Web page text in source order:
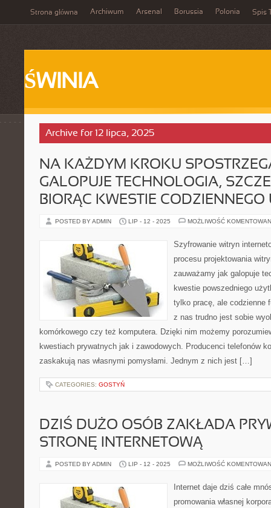
Strona główna Archiwum Arsenal Borussia Polonia Spis
ŚWINIA
Archive for 12 lipca, 2025
NA KAŻDYM KROKU
GALOPUJE TECHNOLOGIA,
BIORĄC KWESTIE CODZIENNEGO
POSTED BY ADMIN LIP - 12 - 2025 MOŻLIWOŚĆ
Szyfrowanie witryn
procesu projektowania
zauważamy jak galopuje
kwestie powszedniego
tylko pracę, ale codzienne
z nas trudno jest sobie
komórkowego czy też komputera. Dzięki nim możemy
kwestiach prywatnych jak i zawodowych. Producenci telefonów
zaskakują nas własnymi pomysłami. Jednym z nich jest […]
CATEGORIES: GOSTYŃ
DZIŚ DUŻO OSÓB ZAKŁADA
STRONĘ INTERNETOWĄ
POSTED BY ADMIN LIP - 12 - 2025 MOŻLIWOŚĆ
Internet daje dziś całe
promowania własnej